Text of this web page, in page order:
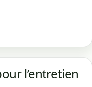
l’entretien